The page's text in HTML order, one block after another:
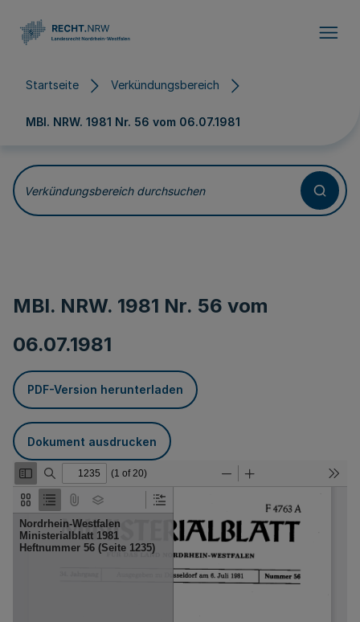
Startseite Verkündungsbereich
MBl. NRW. 1981 Nr. 56 vom 06.07.1981
Verkündungsbereich durchsuchen
MBl. NRW. 1981 Nr. 56 vom
06.07.1981
PDF-Version herunterladen
Dokument ausdrucken